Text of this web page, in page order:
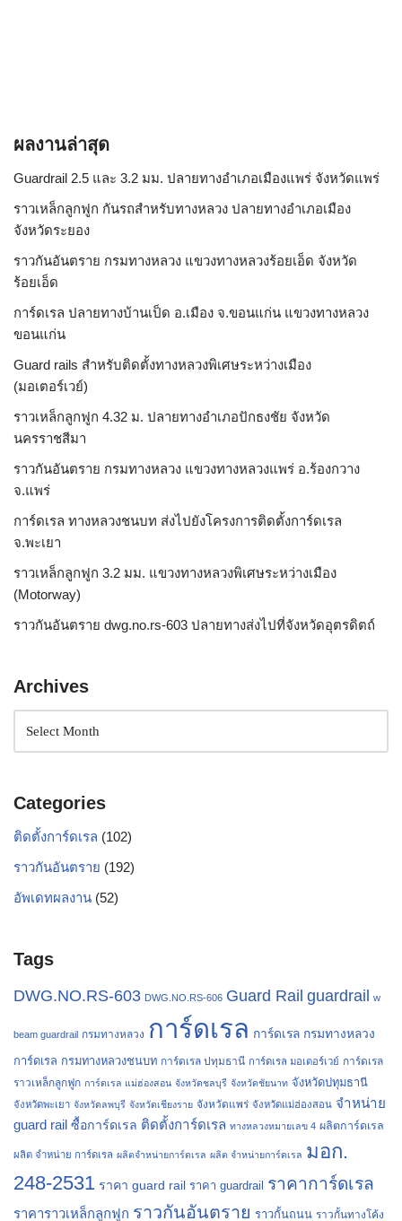
ผลงานล่าสุด
Guardrail 2.5 และ 3.2 มม. ปลายทางอำเภอเมืองแพร่ จังหวัดแพร่
ราวเหล็กลูกฟูก กันรถสําหรับทางหลวง ปลายทางอำเภอเมือง
จังหวัดระยอง
ราวกันอันตราย กรมทางหลวง แขวงทางหลวงร้อยเอ็ด จังหวัด
ร้อยเอ็ด
การ์ดเรล ปลายทางบ้านเป็ด อ.เมือง จ.ขอนแก่น แขวงทางหลวง
ขอนแก่น
Guard rails สำหรับติดตั้งทางหลวงพิเศษระหว่างเมือง
(มอเตอร์เวย์)
ราวเหล็กลูกฟูก 4.32 ม. ปลายทางอำเภอปักธงชัย จังหวัด
นครราชสีมา
ราวกันอันตราย กรมทางหลวง แขวงทางหลวงแพร่ อ.ร้องกวาง
จ.แพร่
การ์ดเรล ทางหลวงชนบท ส่งไปยังโครงการติดตั้งการ์ดเรล
จ.พะเยา
ราวเหล็กลูกฟูก 3.2 มม. แขวงทางหลวงพิเศษระหว่างเมือง
(Motorway)
ราวกันอันตราย dwg.no.rs-603 ปลายทางส่งไปที่จังหวัดอุตรดิตถ์
Archives
Categories
ติดตั้งการ์ดเรล (102)
ราวกันอันตราย (192)
อัพเดทผลงาน (52)
Tags
DWG.NO.RS-603 DWG.NO.RS-606 Guard Rail guardrail w
beam guardrail กรมทางหลวง การ์ดเรล การ์ดเรล กรมทางหลวง
การ์ดเรล กรมทางหลวงชนบท การ์ดเรล ปทุมธานี การ์ดเรล มอเตอร์เวย์ การ์ดเรล
ราวเหล็กลูกฟูก การ์ดเรล แม่ฮ่องสอน จังหวัดชลบุรี จังหวัดชัยนาท จังหวัดปทุมธานี
จังหวัดพะเยา จังหวัดลพบุรี จังหวัดเชียงราย จังหวัดแพร่ จังหวัดแม่ฮ่องสอน จำหน่าย
guard rail ซื้อการ์ดเรล ติดตั้งการ์ดเรล ทางหลวงหมายเลข 4 ผลิตการ์ดเรล
ผลิต จำหน่าย การ์ดเรล ผลิตจำหน่ายการ์ดเรล ผลิต จำหน่ายการ์ดเรล มอก.
248-2531 ราคา guard rail ราคา guardrail ราคาการ์ดเรล
ราคาราวเหล็กลูกฟูก ราวกันอันตราย ราวกั้นถนน ราวกั้นทางโค้ง